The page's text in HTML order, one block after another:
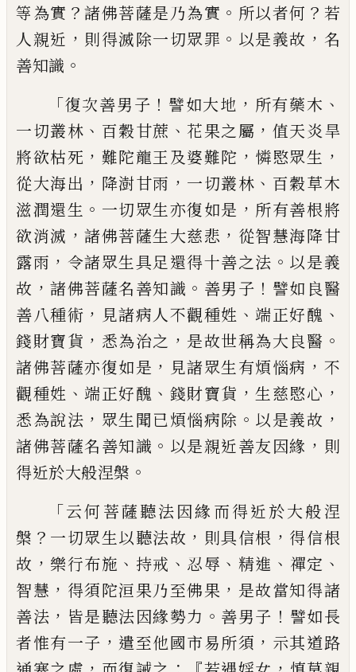
等為實 ？諸佛菩薩是乃為實 。 所以者何 ？ 若
人親近 ， 則得滅除一切眾罪 。 以是義故 ， 名
善知識 。
「復次善男子 ！ 譬如大地 ， 所有藥木 、
一切叢林 、 百穀甘蔗 、 花果之屬 ， 值天炎旱
將欲枯死 ， 難陀龍王及婆難陀 ， 憐愍眾生 ，
從大海出 ， 降澍甘雨 ， 一切叢林 、 百穀草木
滋潤還生 。 一切眾生亦復如是 ， 所有善根將
欲消滅 ，諸佛菩薩生大慈悲 ， 從智慧海降甘
露雨 ， 令諸眾生具足還得十善之法 。 以是義
故 ，諸佛菩薩名善知識 。 善男子 ！ 譬如良醫
善八種術 ， 見諸病人不觀種姓 、 端正好醜 、
錢財寶貨 ， 悉為治之 ， 是故世稱為大 良醫 。
諸佛菩薩亦復如是 ， 見諸眾生有煩惱病 ， 不
觀種姓 、 端正好醜 、 錢財寶貨 ，生慈愍心 ，
悉為說法 ， 眾生聞已煩惱病除 。 以是義故 ，
諸佛菩薩名善知識 。 以是親近善友因緣 ， 則
得近於大般涅槃 。
「云何菩薩聽法因緣而得近於大般涅
槃 ？ 一切眾生以聽法故 ， 則具信根 ， 得信根
故 ， 樂行布施 、 持戒 、 忍辱 、 精進 、 禪定 、
智慧 ， 得須陀洹果乃至佛果 ， 是故當知得諸
善法 ， 皆是聽法因緣勢力 。 善男子 ！ 譬如長
者惟有一子 ， 遣至他國市易所須 ， 示其道路